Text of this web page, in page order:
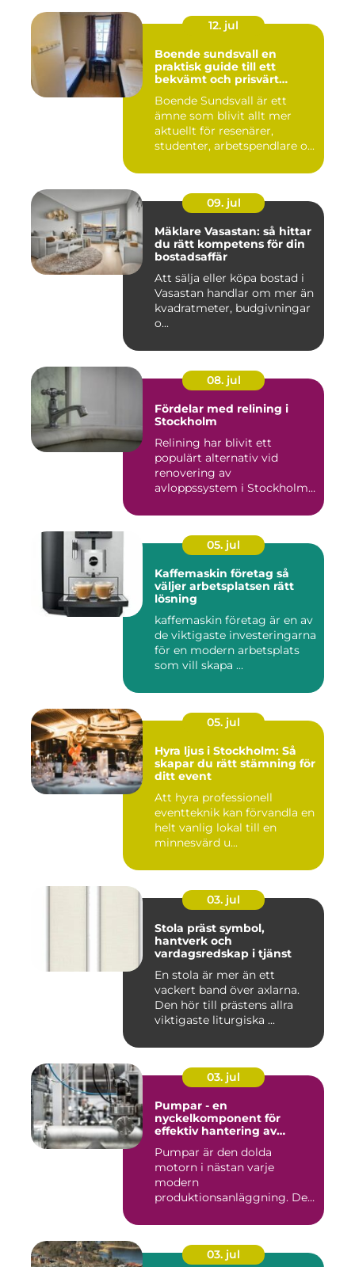
12. jul
Boende sundsvall en
praktisk guide till ett
bekvämt och prisvärt
Boende Sundsvall är ett
ämne som blivit allt mer
aktuellt för resenärer,
studenter, arbetspendlare o...
09. jul
Mäklare Vasastan: så hittar
du rätt kompetens för din
bostadsaffär
Att sälja eller köpa bostad i
Vasastan handlar om mer än
kvadratmeter, budgivningar
o...
08. jul
Fördelar med relining i
Stockholm
Relining har blivit ett
populärt alternativ vid
renovering av
avloppssystem i Stockholm.
05. jul
Kaffemaskin företag så
väljer arbetsplatsen rätt
lösning
kaffemaskin företag är en av
de viktigaste investeringarna
för en modern arbetsplats
som vill skapa ...
05. jul
Hyra ljus i Stockholm: Så
skapar du rätt stämning för
ditt event
Att hyra professionell
eventteknik kan förvandla en
helt vanlig lokal till en
minnesvärd u...
03. jul
Stola präst symbol,
hantverk och
vardagsredskap i tjänst
En stola är mer än ett
vackert band över axlarna.
Den hör till prästens allra
viktigaste liturgiska ...
03. jul
Pumpar - en
nyckelkomponent för
effektiv hantering av
Pumpar är den dolda
motorn i nästan varje
modern
produktionsanläggning. De
03. jul